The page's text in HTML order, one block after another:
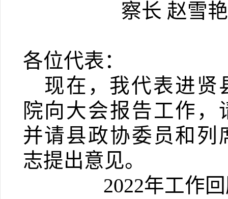
察长 赵雪艳
各位代表：
现在，我代表进贤
院向大会报告工作，
并请县政协委员和列
志提出意见。
2022年工作